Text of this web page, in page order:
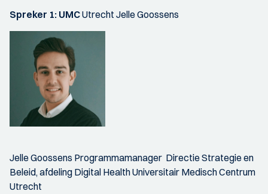
Spreker 1: UMCUtrecht Jelle Goossens
Jelle Goossens Programmamanager Directie Strategie en
Beleid, afdeling Digital Health Universitair Medisch Centrum
Utrecht